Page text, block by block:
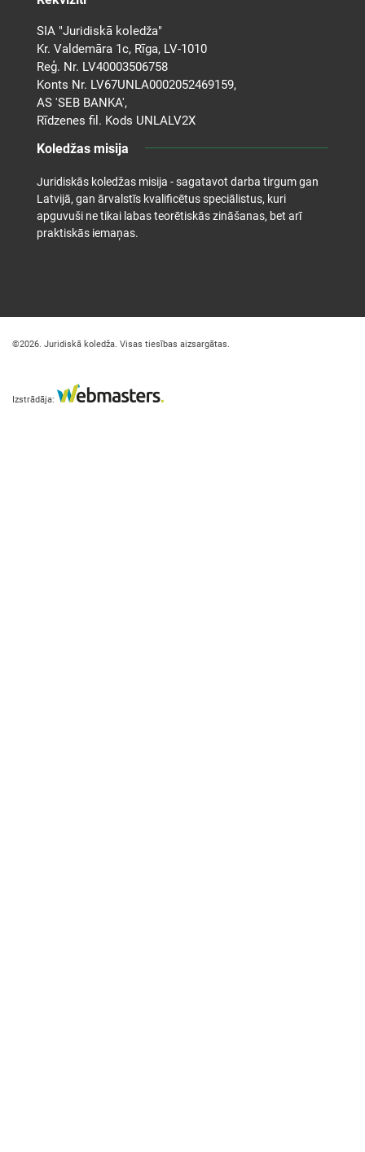
SIA "Juridiskā koledža"
Kr. Valdemāra 1c, Rīga, LV-1010
Reģ. Nr. LV40003506758
Konts Nr. LV67UNLA0002052469159,
AS 'SEB BANKA',
Rīdzenes fil. Kods UNLALV2X
Koledžas misija
Juridiskās koledžas misija - sagatavot darba tirgum gan
Latvijā, gan ārvalstīs kvalificētus speciālistus, kuri
apguvuši ne tikai labas teorētiskās zināšanas, bet arī
praktiskās iemaņas.
©2026. Juridiskā koledža. Visas tiesības aizsargātas.
Izstrādāja: